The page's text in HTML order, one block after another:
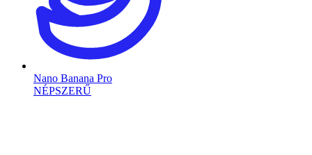
Nano Banana Pro
NÉPSZERŰ